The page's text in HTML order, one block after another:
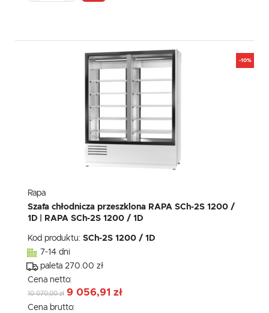
-10%
Rapa
Szafa chłodnicza przeszklona RAPA SCh-2S 1200 /
1D | RAPA SCh-2S 1200 / 1D
Kod produktu: SCh-2S 1200 / 1D
7-14 dni
paleta 270.00 zł
Cena netto:
10 070,00 zł 9 056,91 zł
Cena brutto: